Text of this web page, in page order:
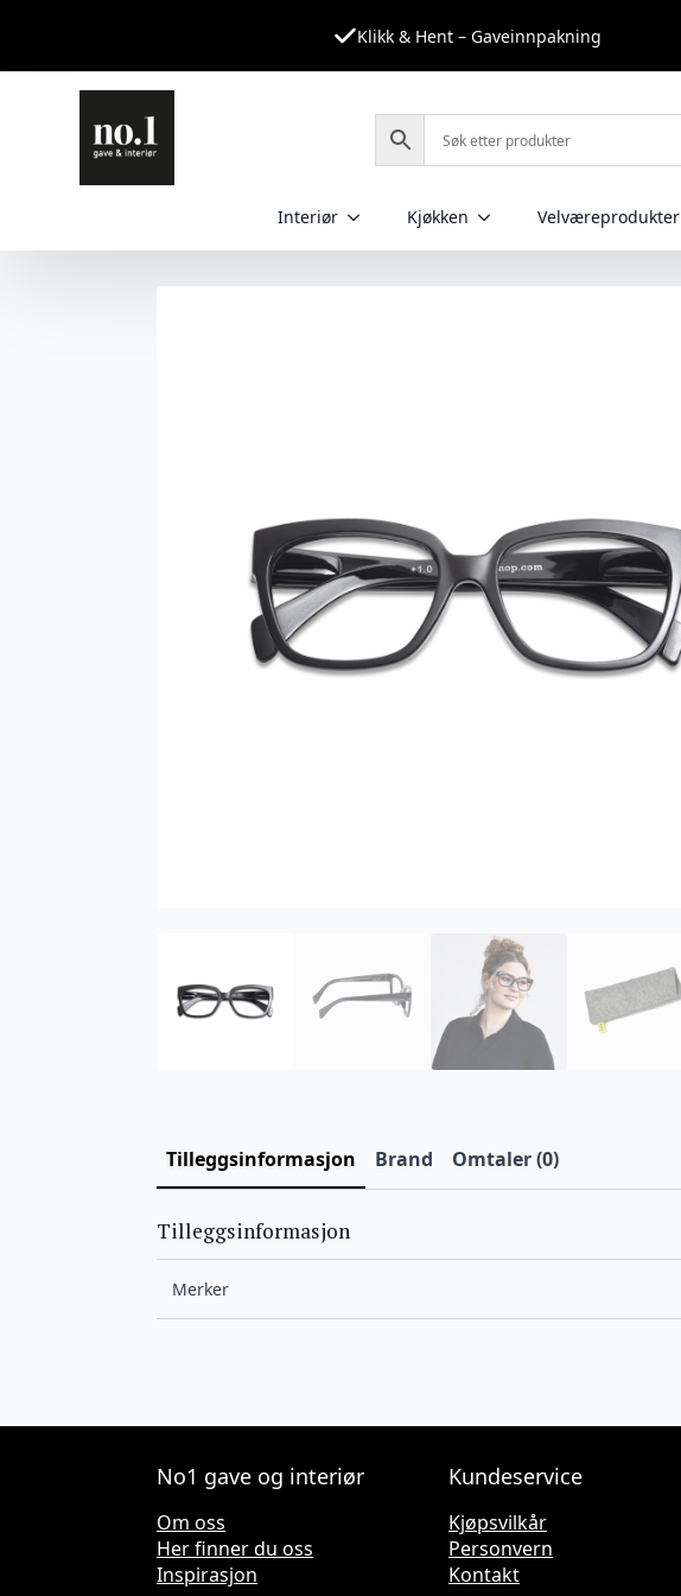
Klikk & Hent – Gaveinnpakning
Interiør Kjøkken Velværeprodukter
Tilleggsinformasjon Brand Omtaler (0)
Tilleggsinformasjon
Merker
No1 gave og interiør
Om oss
Her finner du oss
Inspirasjon
Kundeservice
Kjøpsvilkår
Personvern
Kontakt